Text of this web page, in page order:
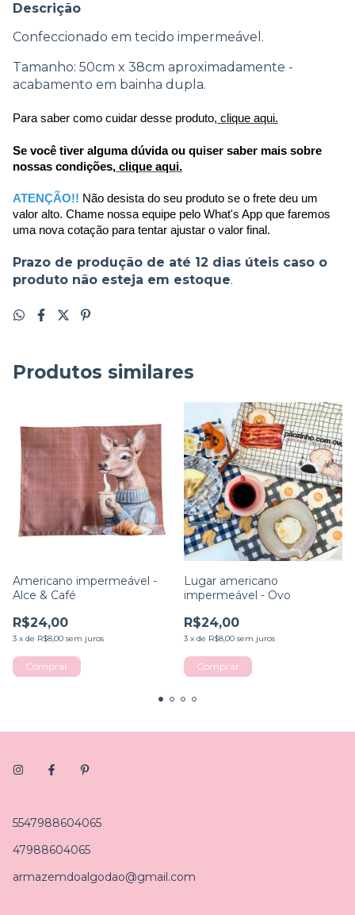
Descrição
Confeccionado em tecido impermeável.
Tamanho: 50cm x 38cm aproximadamente -
acabamento em bainha dupla.
Para saber como cuidar desse produto, clique aqui.
Se você tiver alguma dúvida ou quiser saber mais sobre
nossas condições, clique aqui.
ATENÇÃO!! Não desista do seu produto se o frete deu um
valor alto. Chame nossa equipe pelo What's App que faremos
uma nova cotação para tentar ajustar o valor final.
Prazo de produção de até 12 dias úteis caso o
produto não esteja em estoque.
Produtos similares
Americano impermeável -
Alce & Café
R$24,00
3 x de R$8,00 sem juros
Lugar americano
impermeável - Ovo
R$24,00
3 x de R$8,00 sem juros
5547988604065
47988604065
armazemdoalgodao@gmail.com